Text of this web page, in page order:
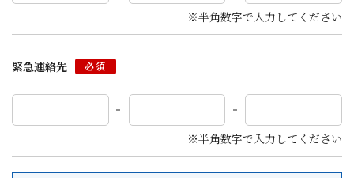
※半角数字で入力してください
緊急連絡先 必須
※半角数字で入力してください